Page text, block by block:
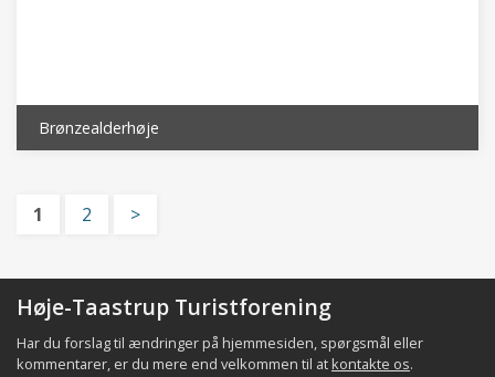
Brønzealderhøje
1 2 >
Høje-Taastrup Turistforening
Har du forslag til ændringer på hjemmesiden, spørgsmål eller
kommentarer, er du mere end velkommen til at kontakte os.